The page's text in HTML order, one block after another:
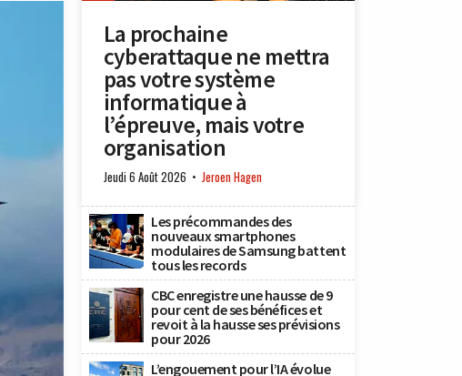
La prochaine
cyberattaque ne mettra
pas votre système
informatique à
l’épreuve, mais votre
organisation
Jeudi 6 Août 2026 Jeroen Hagen
Les précommandes des
nouveaux smartphones
modulaires de Samsung battent
tous les records
CBC enregistre une hausse de 9
pour cent de ses bénéfices et
revoit à la hausse ses prévisions
pour 2026
L’engouement pour l’IA évolue